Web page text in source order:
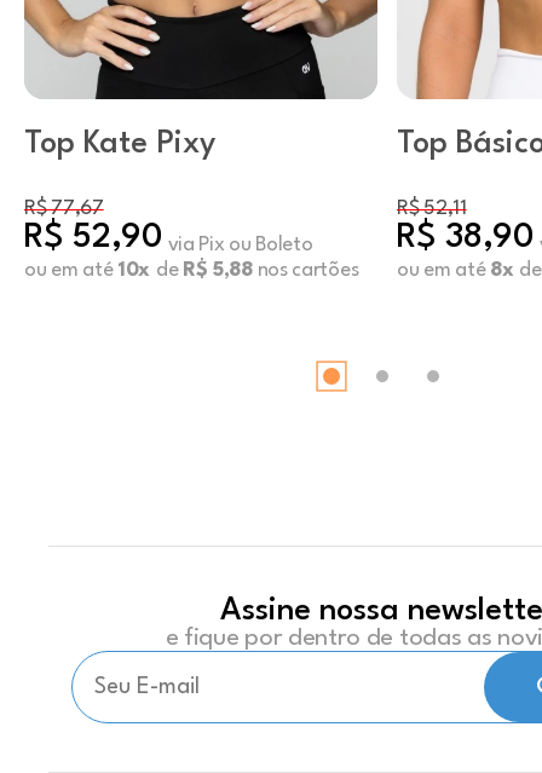
Top Kate Pixy
R$ 77,67
R$ 52,90 via Pix ou Boleto
ou em até 10x de R$ 5,88nos cartões
Top
R$ 52,11
R$ 38,90
ou em até 8x
Assine nossa
e fique por dentro de todas as